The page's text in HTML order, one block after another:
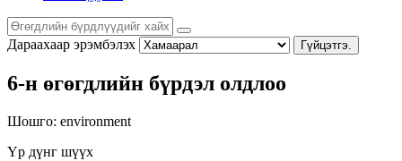
Дараахаар эрэмбэлэх Гүйцэтгэ.
6-н өгөгдлийн бүрдэл олдлоо
Шошго: environment
Үр дүнг шүүх